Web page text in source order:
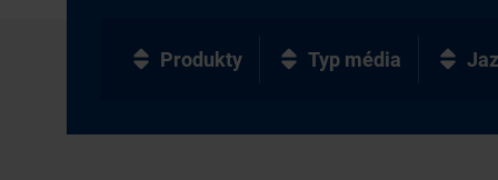
Produkty Typ média